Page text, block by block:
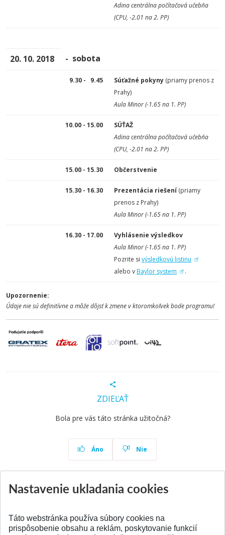
Adina centrálna počítačová učebňa
(CPU, -2.01 na 2. PP)
20. 10. 2018 - sobota
9.30 - 9.45 Súťažné pokyny (priamy prenos z
Prahy)
Aula Minor (-1.65 na 1. PP)
10.00 - 15.00
SÚŤAŽ
Adina centrálna počítačová učebňa
(CPU, -2.01 na 2. PP)
15.00 - 15.30 Občerstvenie
15.30 - 16.30 Prezentácia riešení (priamy
prenos z Prahy)
Aula Minor (-1.65 na 1. PP)
16.30 - 17.00
Vyhlásenie výsledkov
Aula Minor (-1.65 na 1. PP)
Pozrite si výsledkovú listinu
alebo vBaylor system .
Upozornenie:
Údaje nie sú definitívne a môže dôjsť k zmene v ktoromkoľvek bode programu!
ZDIEĽAŤ
Bola pre vás táto stránka užitočná?
Áno Nie
Nastavenie ukladania cookies
Táto webstránka používa súbory cookies na
prispôsobenie obsahu a reklám, poskytovanie funkcií